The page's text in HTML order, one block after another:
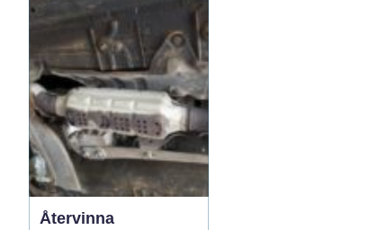
slippa bilköer, parkering
och stress, särskilt vid
resor till flygplatsen,
tidiga tågtider eller sena
kvällar. En väl
fungerande02 juli 2026
Återvinna